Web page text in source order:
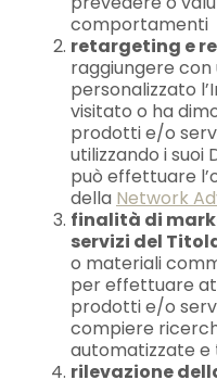
comportamenti
retargeting e
raggiungere
personalizzato
visitato o ha
prodotti e/o
utilizzando i suoi
può effettuare
della Network
finalità di
servizi del
o materiali
per effettuare
prodotti e/o
compiere
automatizzate e
rilevazione